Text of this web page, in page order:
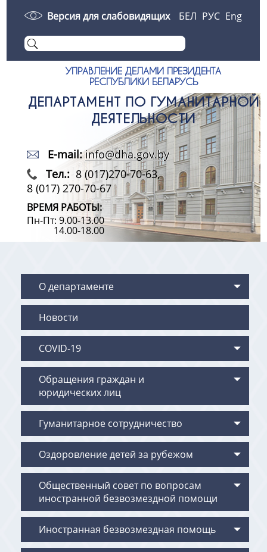
Версия для слабовидящих БЕЛ РУС Eng
УПРАВЛЕНИЕ ДЕЛАМИ ПРЕЗИДЕНТА
РЕСПУБЛИКИ БЕЛАРУСЬ
ДЕПАРТАМЕНТ ПО ГУМАНИТАРНОЙ
ДЕЯТЕЛЬНОСТИ
E-mail: info@dha.gov.by
Тел.:8 (017)270-70-63,
8 (017) 270-70-67
ВРЕМЯ РАБОТЫ:
Пн-Пт: 9.00-13.00
14.00-18.00
О департаменте
Новости
COVID-19
Обращения граждан и
юридических лиц
Гуманитарное сотрудничество
Оздоровление детей за рубежом
Общественный совет по вопросам
иностранной безвозмездной помощи
Иностранная безвозмездная помощь